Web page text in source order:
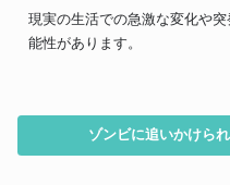
現実の生活での急激な変化や
能性があります。
ゾンビに追いかけら